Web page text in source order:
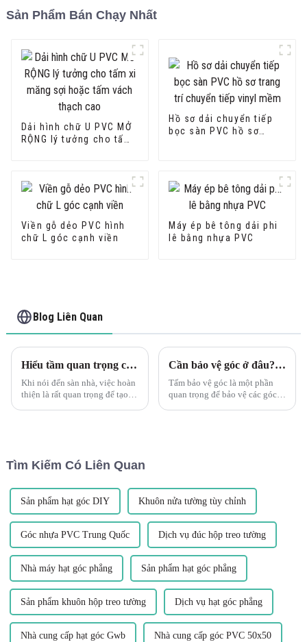
Sản Phẩm Bán Chạy Nhất
Dải hình chữ U PVC MỞ
RỘNG lý tưởng cho tấm
Hồ sơ dải chuyển tiếp
bọc sàn PVC hồ sơ
Viền gỗ dẻo PVC hình
chữ L góc cạnh viền
Máy ép bê tông dải phi
lê bằng nhựa PVC
Blog Liên Quan
Hiểu tầm quan trọng của cấu hình chuyển tiếp đối với các tầng phù hợp
Khi nói đến sàn nhà, việc hoàn
thiện là rất quan trọng để tạo ra
đổi mượt mà và đẹp mắt...
Cần bảo vệ góc ở đâu? Khám phá nẹp góc nhựa PVC hình chữ L Leguwe
Tấm bảo vệ góc là một phần
quan trọng để bảo vệ các góc
Tìm Kiếm Có Liên Quan
Sản phẩm hạt góc DIY Khuôn nửa tường tùy chỉnh
Góc nhựa PVC Trung Quốc Dịch vụ đúc hộp treo tường
Nhà máy hạt góc phẳng Sản phẩm hạt góc phẳng
Sản phẩm khuôn hộp treo tường Dịch vụ hạt góc phẳng
Nhà cung cấp hạt góc Gwb Nhà cung cấp góc PVC 50x50